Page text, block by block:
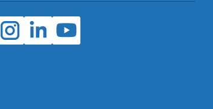
Facebook (öppnas i ny flik)
Instagram (öppnas i ny flik)
LinedIn (öppnas i ny flik)